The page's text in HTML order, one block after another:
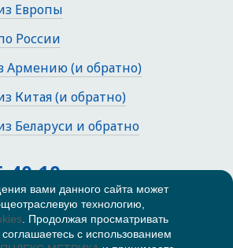
Европы
России
Армению (и обратно)
Китая (и обратно)
Беларуси и обратно
40-10
улица,
вами данного сайта может
технологию,
. Продолжая просматривать
с использованием